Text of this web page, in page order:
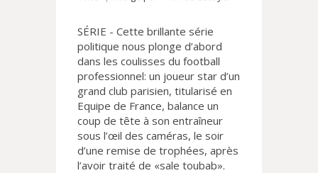
SÉRIE - Cette brillante série
politique nous plonge d’abord
dans les coulisses du football
professionnel: un joueur star d’un
grand club parisien, titularisé en
Equipe de France, balance un
coup de tête à son entraîneur
sous l’œil des caméras, le soir
d’une remise de trophées, après
l’avoir traité de «sale toubab».